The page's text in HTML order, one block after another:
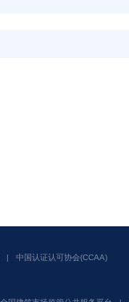
|中国认证认可协会(CCAA)